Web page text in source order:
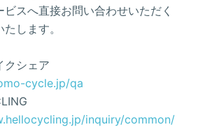
スへ直接お問い合わせいただく
します。
クシェア
cycle.jp/qa
inquiry/common/